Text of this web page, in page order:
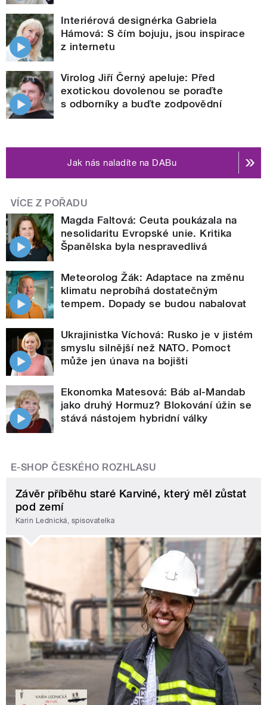
Interiérová designérka Gabriela
Hámová: S čím bojuju, jsou inspirace
z internetu
Virolog Jiří Černý apeluje: Před
exotickou dovolenou se poraďte
s odborníky a buďte zodpovědní
Jak nás naladíte na DABu
VÍCE Z POŘADU
Magda Faltová: Ceuta poukázala na
nesolidaritu Evropské unie. Kritika
Španělska byla nespravedlivá
Meteorolog Žák: Adaptace na změnu
klimatu neprobíhá dostatečným
tempem. Dopady se budou nabalovat
Ukrajinistka Víchová: Rusko je v jistém
smyslu silnější než NATO. Pomoct
může jen únava na bojišti
Ekonomka Matesová: Báb al-Mandab
jako druhý Hormuz? Blokování úžin se
stává nástojem hybridní války
E-SHOP ČESKÉHO ROZHLASU
Závěr příběhu staré Karviné, který měl zůstat
pod zemí
Karin Lednická, spisovatelka